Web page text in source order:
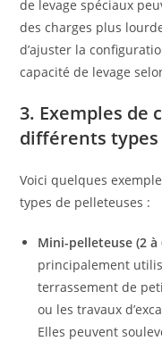
de levage spéciaux
des charges plus
d’ajuster la
capacité de levage
3. Exemples de
différents
Voici quelques
types de pelleteuses :
Mini-pelleteuse (2 à
principalement
terrassement de
ou les travaux
Elles peuvent